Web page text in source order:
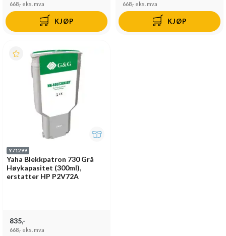
668,- eks. mva
KJØP
668,- eks. mva
KJØP
Y71299
Yaha Blekkpatron 730 Grå
Høykapasitet (300ml),
erstatter HP P2V72A
835,-
668,- eks. mva